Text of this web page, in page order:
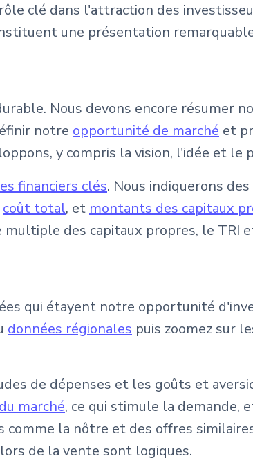
clé dans l'attraction des
une présentation
Nous devons encore résumer
notre opportunité de marché et
y compris la vision, l'idée et le
financiers clés. Nous indiquerons
coût total, et montants des capitaux
multiple des capitaux propres, le TRI
qui étayent notre opportunité
données régionales puis zoomez sur
de dépenses et les goûts et
marché, ce qui stimule la demande,
la nôtre et des offres
de la vente sont logiques.